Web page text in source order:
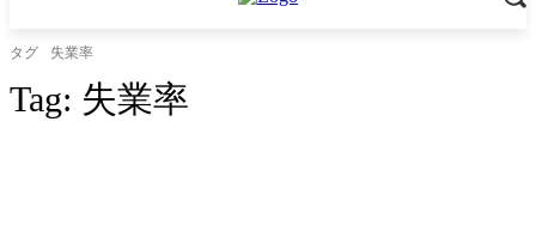
タグ 失業率
Tag: 失業率